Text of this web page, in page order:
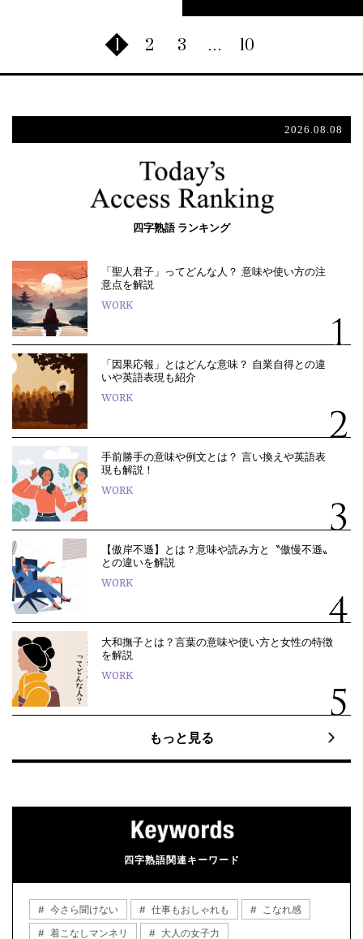
1 2 3 … 10
2026.08.08
四字熟語 ランキング
「聖人君子」ってどんな人？ 意味や使い方の注
意点を解説
WORK
「因果応報」とはどんな意味？ 自業自得との違
いや英語表現も紹介
WORK
手前勝手の意味や例文とは？ 言い換えや英語表
現も解説！
WORK
【傲岸不遜】とは？意味や読み方と〝傲慢不遜〟
との違いを解説
WORK
大和撫子とは？言葉の意味や使い方と女性の特徴
を解説
WORK
もっと見る
四字熟語関連キーワード
今さら聞けない 仕事もおしゃれも
こなれ感
着こなしマンネリ
大人の女子力